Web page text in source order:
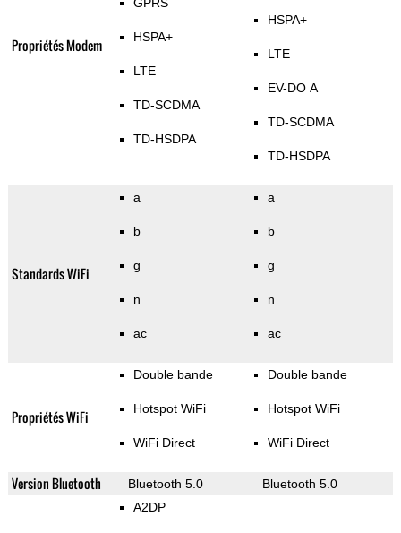
Propriétés Modem HSPA+
LTE
TD-SCDMA
TD-HSDPA
HSPA+
LTE
EV-DO A
TD-SCDMA
TD-HSDPA
Standards WiFi
a
b
g
n
ac
a
b
g
n
ac
Propriétés WiFi
Double bande
Hotspot WiFi
WiFi Direct
Double bande
Hotspot WiFi
WiFi Direct
Version Bluetooth Bluetooth 5.0 Bluetooth 5.0
A2DP